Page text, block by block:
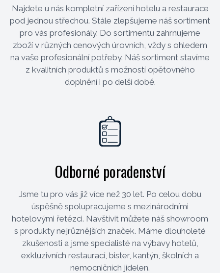
Najdete u nás kompletní zařízení hotelu a restaurace
pod jednou střechou. Stále zlepšujeme náš sortiment
pro vás profesionály. Do sortimentu zahrnujeme
zboží v různých cenových úrovních, vždy s ohledem
na vaše profesionální potřeby. Náš sortiment stavíme
z kvalitních produktů s možností opětovného
doplnění i po delší době.
Odborné poradenství
Jsme tu pro vás již více než 30 let. Po celou dobu
úspěšně spolupracujeme s mezinárodními
hotelovými řetězci. Navštívit můžete náš showroom
s produkty nejrůznějších značek. Máme dlouholeté
zkušenosti a jsme specialisté na výbavy hotelů,
exkluzivních restaurací, bister, kantýn, školních a
nemocničních jídelen.